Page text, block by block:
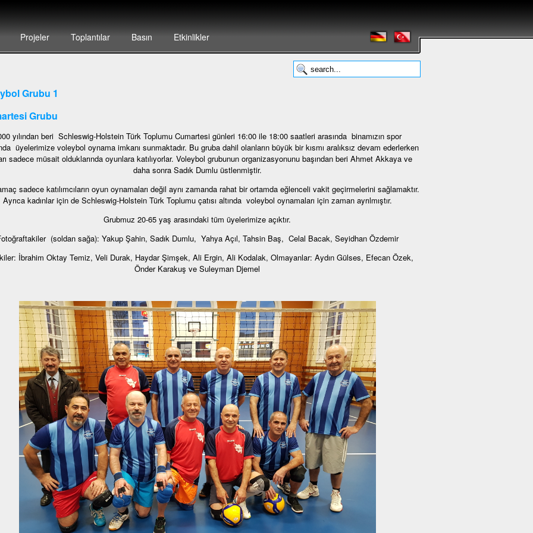
Projeler Toplantılar Basın Etkinlikler
Grubu 1
Grubu
yılından beri Schleswig-Holstein Türk Toplumu Cumartesi günleri 16:00 ile 18:00 saatleri arasında binamızın spor
üyelerimize voleybol oynama imkanı sunmaktadır. Bu gruba dahil olanların büyük bir kısmı aralıksız devam ederlerken
sadece müsait olduklarında oyunlara katılıyorlar. Voleybol grubunun organizasyonunu başından beri Ahmet Akkaya ve
daha sonra Sadık Dumlu üstlenmiştir.
sadece katılımcıların oyun oynamaları değil aynı zamanda rahat bir ortamda eğlenceli vakit geçirmelerini sağlamaktır.
Ayrıca kadınlar için de Schleswig-Holstein Türk Toplumu çatısı altında voleybol oynamaları için zaman ayrılmıştır.
Grubmuz 20-65 yaş arasındaki tüm üyelerimize açıktır.
(soldan sağa): Yakup Şahin, Sadık Dumlu, Yahya Açıl, Tahsin Baş, Celal Bacak, Seyidhan Özdemir
İbrahim Oktay Temiz, Veli Durak, Haydar Şimşek, Ali Ergin, Ali Kodalak, Olmayanlar: Aydın Gülses, Efecan Özek,
Önder Karakuş ve Suleyman Djemel